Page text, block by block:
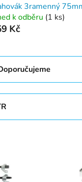
3ramenný
k odběru (1 ks)
Kč